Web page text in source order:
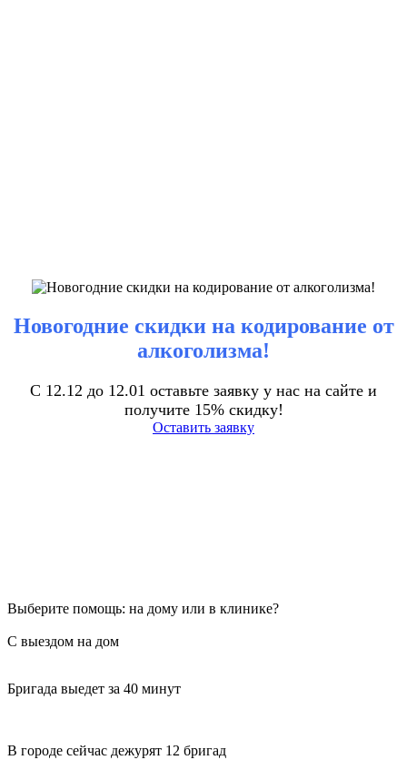
Новогодние скидки на кодирование от
алкоголизма!
С 12.12 до 12.01 оставьте заявку у нас на сайте и
получите 15% скидку!
Оставить заявку
Выберите помощь: на дому или в клинике?
С выездом на дом
Бригада выедет за 40 минут
В городе сейчас дежурят 12 бригад